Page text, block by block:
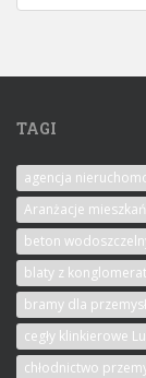
TAGI
agencja
Aranżacje
beton
blaty z
bramy dla
cegły klinkierowe
chłodnictwo